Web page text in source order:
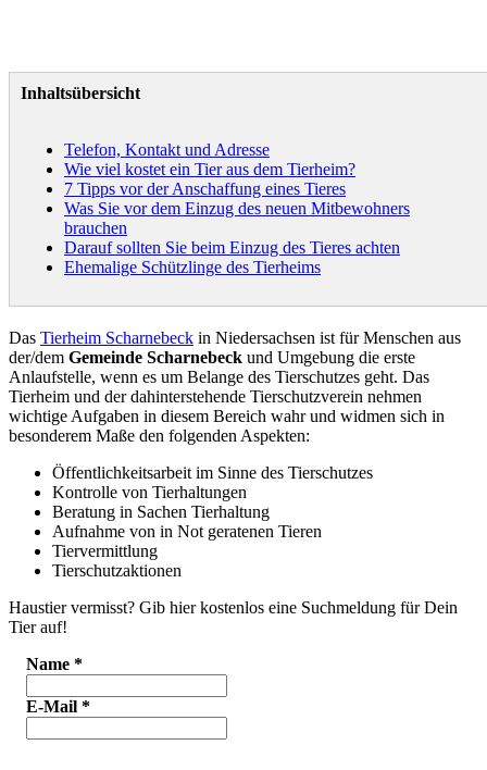
Inhaltsübersicht
Telefon, Kontakt und Adresse
Wie viel kostet ein Tier aus dem Tierheim?
7 Tipps vor der Anschaffung eines Tieres
Was Sie vor dem Einzug des neuen Mitbewohners
brauchen
Darauf sollten Sie beim Einzug des Tieres achten
Ehemalige Schützlinge des Tierheims
Das Tierheim Scharnebeck in Niedersachsen ist für Menschen aus
der/dem Gemeinde Scharnebeck und Umgebung die erste
Anlaufstelle, wenn es um Belange des Tierschutzes geht. Das
Tierheim und der dahinterstehende Tierschutzverein nehmen
wichtige Aufgaben in diesem Bereich wahr und widmen sich in
besonderem Maße den folgenden Aspekten:
Öffentlichkeitsarbeit im Sinne des Tierschutzes
Kontrolle von Tierhaltungen
Beratung in Sachen Tierhaltung
Aufnahme von in Not geratenen Tieren
Tiervermittlung
Tierschutzaktionen
Haustier vermisst? Gib hier kostenlos eine Suchmeldung für Dein
Tier auf!
Name *
E-Mail *